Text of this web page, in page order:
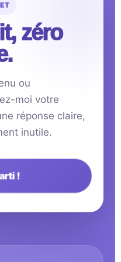
zéro
ou
moi votre
réponse claire,
inutile.
!